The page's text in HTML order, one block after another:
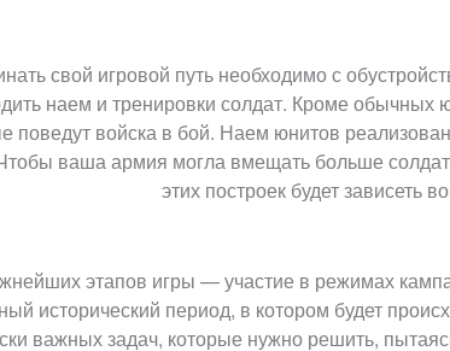
свой игровой путь необходимо с
наем и тренировки солдат. Кроме
поведут войска в бой. Наем юнитов
ваша армия могла вмещать больше
этих построек будет зависеть
этапов игры — участие в режимах
исторический период, в котором будет
важных задач, которые нужно решить,